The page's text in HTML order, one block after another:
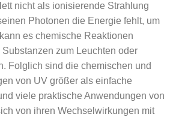
nicht als ionisierende Strahlung
Photonen die Energie fehlt, um
es chemische Reaktionen
zum Leuchten oder
Folglich sind die chemischen und
von UV größer als einfache
viele praktische Anwendungen von
von ihren Wechselwirkungen mit